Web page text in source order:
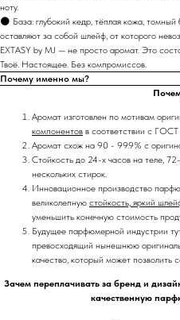
ноту.
🌑 База: глубокий кедр, тёплая кожа,
оставляют за собой шлейф, от которого
EXTASY by MJ — не просто аромат. Это
Твоё. Настоящее. Без компромиссов.
Почему именно мы?
Аромат изготовлен по мотивам
компонентов в соответствии с
Аромат схож на 90 - 99.9% с
Стойкость до 24-х часов на теле,
нескольких стирок.
Инновационное производство
великолепную стойкость, яркий
уменьшить конечную стоимость
Будущее парфюмерной индустрии
превосходящий нынешнюю
качество, который может позволить
Зачем переплачивать за бренд и
качественную